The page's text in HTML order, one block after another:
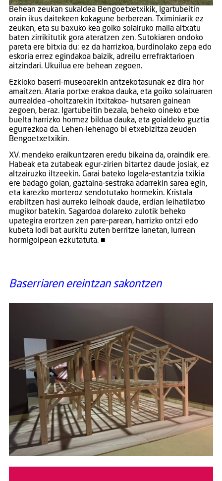
Behean zeukan sukaldea Bengoetxetxikik, Igartubeitin
orain ikus daitekeen kokagune berberean. Tximiniarik ez
zeukan, eta su baxuko kea goiko solairuko maila altxatu
baten zirrikitutik gora ateratzen zen. Sutokiaren ondoko
pareta ere bitxia du: ez da harrizkoa, burdinolako zepa edo
eskoria errez egindakoa baizik, adreilu errefraktarioen
aitzindari. Ukuilua ere behean zegoen.
Ezkioko baserri-museoarekin antzekotasunak ez dira hor
amaitzen. Ataria portxe erakoa dauka, eta goiko solairuaren
aurrealdea –oholtzarekin itxitakoa– hutsaren gainean
zegoen, beraz. Igartubeitin bezala, beheko oineko etxe
buelta harrizko hormez bildua dauka, eta goialdeko guztia
egurrezkoa da. Lehen-lehenago bi etxebizitza zeuden
Bengoetxetxikin.
XV. mendeko eraikuntzaren eredu bikaina da, oraindik ere.
Habeak eta zutabeak egur-zirien bitartez daude josiak, ez
altzairuzko iltzeekin. Garai bateko logela-estantzia txikia
ere badago goian, gaztaina-sestraka adarrekin sarea egin,
eta karezko morteroz sendotutako hormekin. Kristala
erabiltzen hasi aurreko leihoak daude, erdian leihatilatxo
mugikor batekin. Sagardoa dolareko zulotik beheko
upategira erortzen zen pare-parean, harrizko ontzi edo
kubeta lodi bat aurkitu zuten berritze lanetan, lurrean
hormigoipean ezkutatuta. ■
Baserriaren ereintzan sakontzen